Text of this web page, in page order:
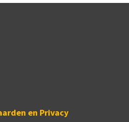
en Privacy